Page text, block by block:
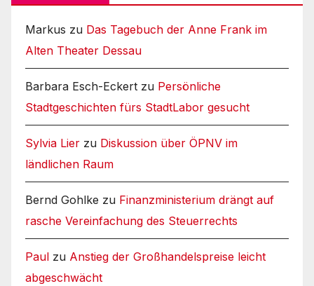
Markus zu Das Tagebuch der Anne Frank im
Alten Theater Dessau
Barbara Esch-Eckert zu Persönliche
Stadtgeschichten fürs StadtLabor gesucht
Sylvia Lier zu Diskussion über ÖPNV im
ländlichen Raum
Bernd Gohlke zu Finanzministerium drängt auf
rasche Vereinfachung des Steuerrechts
Paul zu Anstieg der Großhandelspreise leicht
abgeschwächt